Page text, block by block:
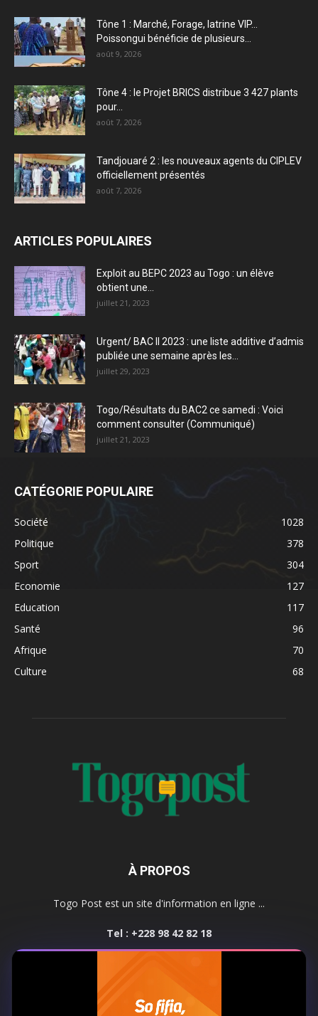
Tône 1 : Marché, Forage, latrine VIP…
Poissongui bénéficie de plusieurs...
août 9, 2026
Tône 4 : le Projet BRICS distribue 3 427 plants
pour...
août 7, 2026
Tandjouaré 2 : les nouveaux agents du CIPLEV
officiellement présentés
août 7, 2026
ARTICLES POPULAIRES
Exploit au BEPC 2023 au Togo : un élève
obtient une...
juillet 21, 2023
Urgent/ BAC II 2023 : une liste additive d’admis
publiée une semaine après les...
juillet 29, 2023
Togo/Résultats du BAC2 ce samedi : Voici
comment consulter (Communiqué)
juillet 21, 2023
CATÉGORIE POPULAIRE
Société
1028
Politique
378
Sport
304
Economie
127
Education
117
Santé
96
Afrique
70
Culture
68
À PROPOS
Togo Post est un site d'information en ligne ...
Tel : +228 98 42 82 18